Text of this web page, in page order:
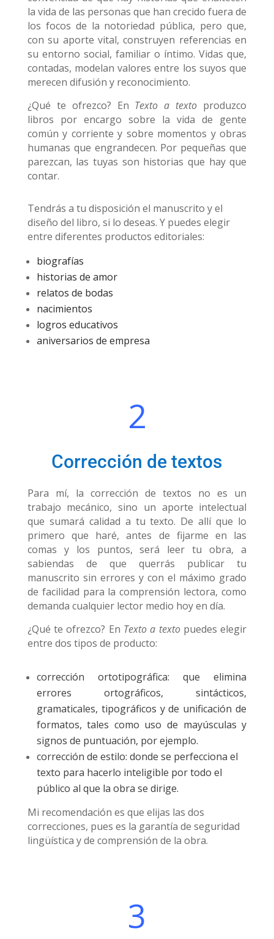
la vida de las personas que han crecido fuera de
los focos de la notoriedad pública, pero que,
con su aporte vital, construyen referencias en
su entorno social, familiar o íntimo. Vidas que,
contadas, modelan valores entre los suyos que
merecen difusión y reconocimiento.
¿Qué te ofrezco? En Texto a texto produzco
libros por encargo sobre la vida de gente
común y corriente y sobre momentos y obras
humanas que engrandecen. Por pequeñas que
parezcan, las tuyas son historias que hay que
contar.
Tendrás a tu disposición el manuscrito y el
diseño del libro, si lo deseas. Y puedes elegir
entre diferentes productos editoriales:
biografías
historias de amor
relatos de bodas
nacimientos
logros educativos
aniversarios de empresa
2
Corrección de textos
Para mí, la corrección de textos no es un
trabajo mecánico, sino un aporte intelectual
que sumará calidad a tu texto. De allí que lo
primero que haré, antes de fijarme en las
comas y los puntos, será leer tu obra, a
sabiendas de que querrás publicar tu
manuscrito sin errores y con el máximo grado
de facilidad para la comprensión lectora, como
demanda cualquier lector medio hoy en día.
¿Qué te ofrezco? En Texto a textopuedes elegir
entre dos tipos de producto:
corrección ortotipográfica: que elimina
errores ortográficos, sintácticos,
gramaticales, tipográficos y de unificación de
formatos, tales como uso de mayúsculas y
signos de puntuación, por ejemplo.
corrección de estilo: donde se perfecciona el
texto para hacerlo inteligible por todo el
público al que la obra se dirige.
Mi recomendación es que elijas las dos
correcciones, pues es la garantía de seguridad
lingüística y de comprensión de la obra.
3